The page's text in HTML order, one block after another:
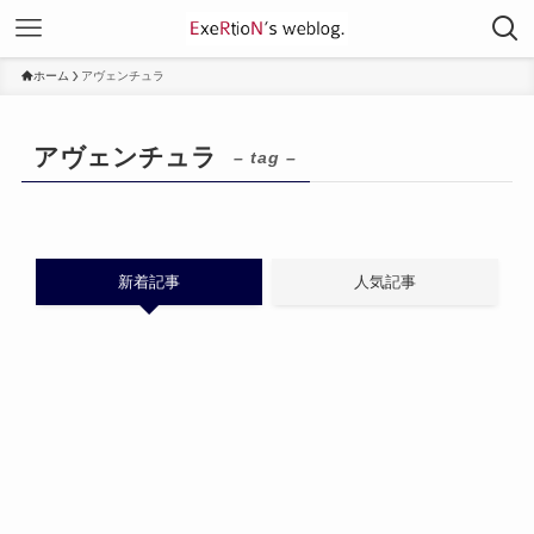
ホーム アヴェンチュラ
アヴェンチュラ – tag –
新着記事 人気記事